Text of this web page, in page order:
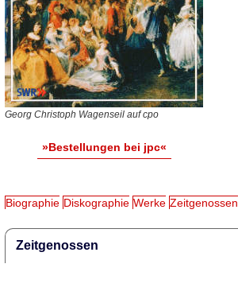
Georg Christoph Wagenseil auf cpo
»Bestellungen bei jpc«
Biographie Diskographie Werke Zeitgenossen
Zeitgenossen